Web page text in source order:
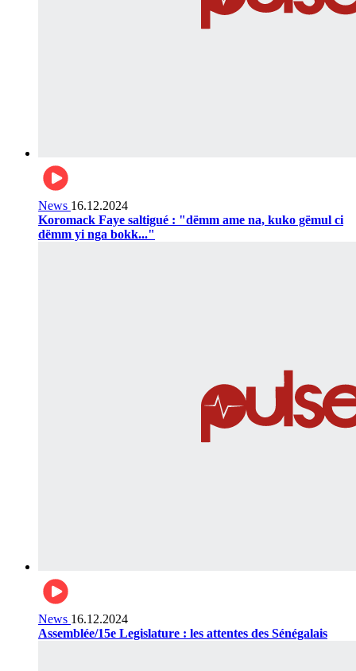
News 16.12.2024
Koromack Faye saltigué : "dëmm ame na, kuko gëmul ci
dëmm yi nga bokk..."
News 16.12.2024
Assemblée/15e Legislature : les attentes des Sénégalais